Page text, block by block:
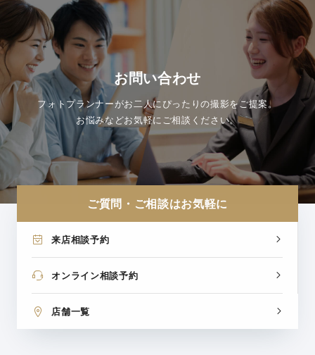
お問い合わせ
フォトプランナーがお二人にぴったりの撮影をご提案。
お悩みなどお気軽にご相談ください。
ご質問・ご相談はお気軽に
来店相談予約
オンライン相談予約
店舗一覧